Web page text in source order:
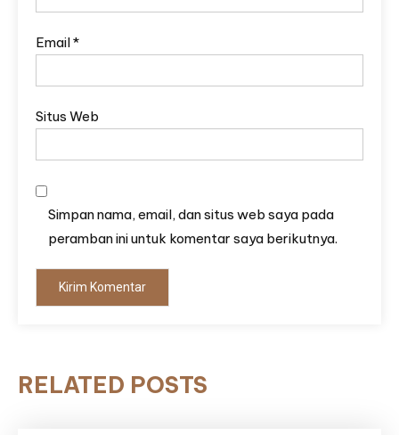
Email*
Situs Web
Simpan nama, email, dan situs web saya pada
peramban ini untuk komentar saya berikutnya.
RELATED POSTS